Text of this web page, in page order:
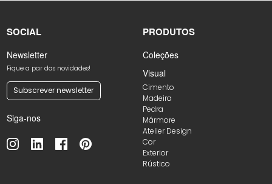
SOCIAL
Newsletter
Fique a par das novidades!
Subscrever newsletter
Siga-nos
PRODUTOS
Coleções
Visual
Cimento
Madeira
Pedra
Mármore
Atelier Design
Cor
Exterior
Rústico